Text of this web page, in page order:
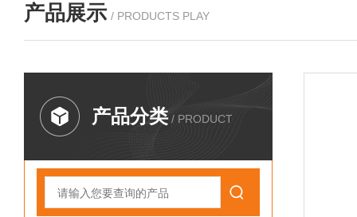
产品展示 / PRODUCTS PLAY
产品分类 / PRODUCT